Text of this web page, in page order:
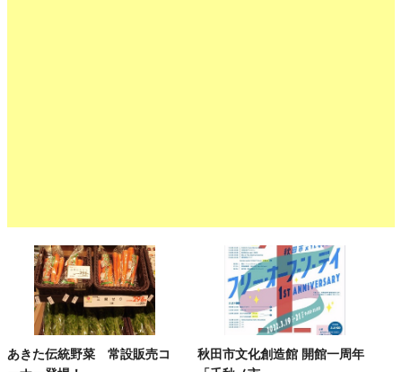
あきた伝統野菜 常設販売コ
秋田市文化創造館 開館一周年